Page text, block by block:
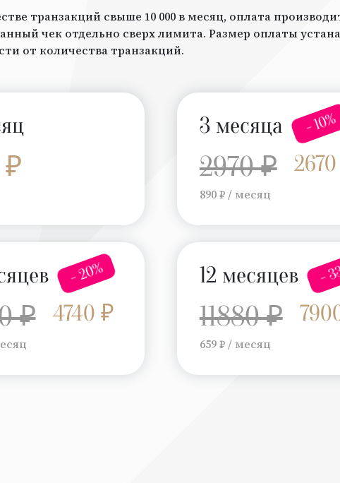
транзакций свыше 10 000 в месяц, оплата
чек отдельно сверх лимита. Размер оплаты
от количества транзакций.
₽
3 месяца - 10%
2970 ₽
890 ₽ / месяц
- 20%
₽ 4740 ₽
12 месяцев -
11880 ₽
659 ₽ / месяц